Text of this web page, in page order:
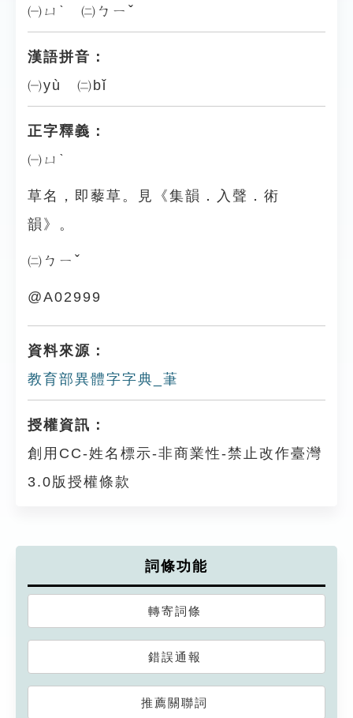
㈠ㄩˋ ㈡ㄅㄧˇ
漢語拼音：
㈠yù ㈡bǐ
正字釋義：
㈠ㄩˋ
草名，即藜草。見《集韻．入聲．術
韻》。
㈡ㄅㄧˇ
@A02999
資料來源：
教育部異體字字典_茟
授權資訊：
創用CC-姓名標示-非商業性-禁止改作臺灣
3.0版授權條款
詞條功能
轉寄詞條
錯誤通報
推薦關聯詞